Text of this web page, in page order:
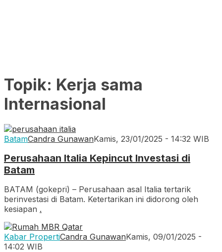
Topik: Kerja sama
Internasional
BatamCandra GunawanKamis, 23/01/2025 - 14:32 WIB
Perusahaan Italia Kepincut Investasi di
Batam
BATAM (gokepri) – Perusahaan asal Italia tertarik
berinvestasi di Batam. Ketertarikan ini didorong oleh
kesiapan .
Kabar PropertiCandra GunawanKamis, 09/01/2025 -
14:02 WIB